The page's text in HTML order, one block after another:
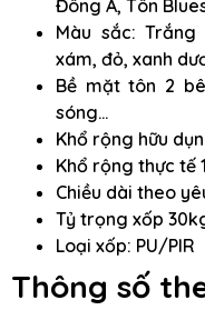
Đông Á, Tôn
Màu sắc:
xám, đỏ, xanh
Bề mặt tôn 2
sóng…
Khổ rộng hữu
Khổ rộng thực tế
Chiều dài theo
Tỷ trọng xốp
Loại xốp: PU/PIR
Thông số